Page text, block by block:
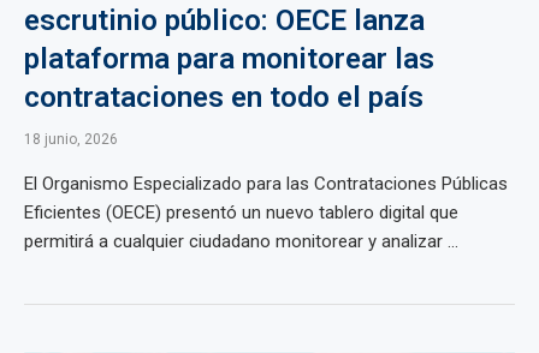
escrutinio público: OECE lanza
plataforma para monitorear las
contrataciones en todo el país
18 junio, 2026
El Organismo Especializado para las Contrataciones Públicas
Eficientes (OECE) presentó un nuevo tablero digital que
permitirá a cualquier ciudadano monitorear y analizar ...